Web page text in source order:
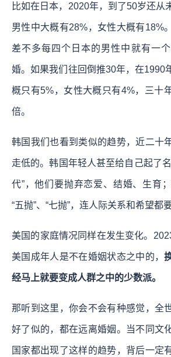
比如在日本，2020年，到了50岁还从
男性中大概有28%，女性大概有18%
差不多每四个日本的男性中就有一
婚。如果我们往回倒推30年，在1990
概只有5%，女性大概只有4%，三十
倍。
韩国我们也看到类似的趋势，近二十
走低的。韩国年轻人甚至给自己起了
代”，他们要抛弃恋爱、结婚、生育
“五抛”、“七抛”，连人际关系和希望都
美国的家庭情况同样在发生变化。
美国成年人是不在婚姻状态之中的，
经马上就要变成人群之中的少数派。
那听到这里，你会不会有种感觉，全
好了似的，都在远离婚姻。当不同文
国家都出现了这样的趋势，背后一定